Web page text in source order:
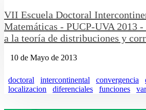
VII Escuela Doctoral
Matemáticas - PUCP-UVA 2013
a la teoría de distribuciones y
10 de Mayo de 2013
doctoral intercontinental convergencia
localizacion
diferenciales funciones